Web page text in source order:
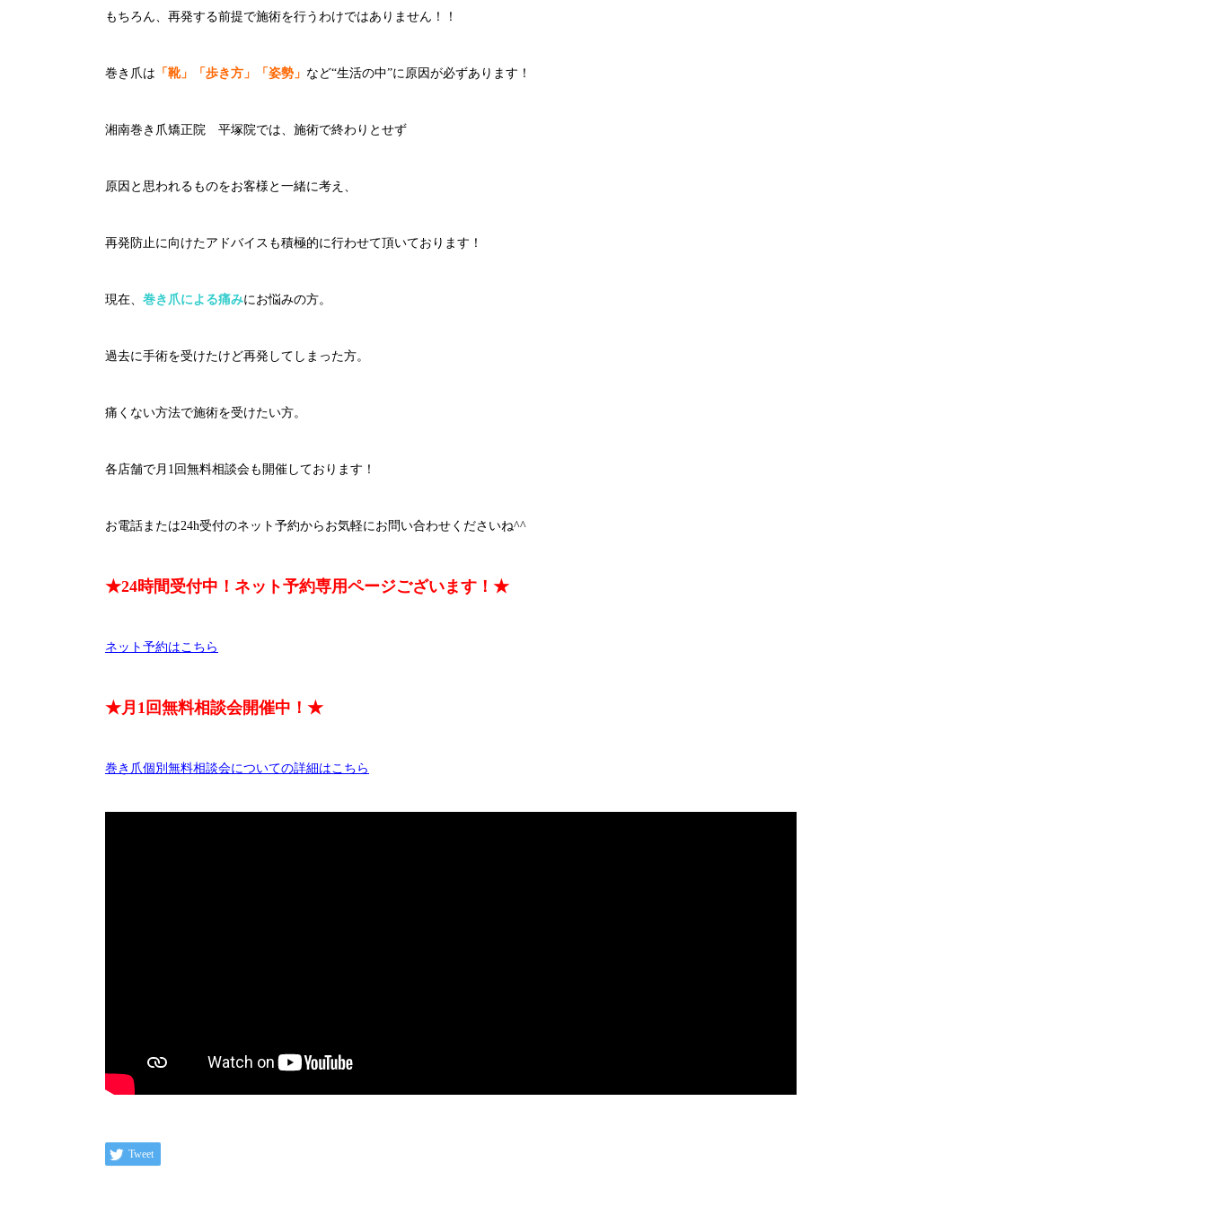
もちろん、再発する前提で施術を行うわけではありません！！
巻き爪は 「靴」「歩き方」「姿勢」 など“生活の中”に原因が必ずあります！
湘南巻き爪矯正院 平塚院では、施術で終わりとせず
原因と思われるものをお客様と一緒に考え、
再発防止に向けたアドバイスも積極的に行わせて頂いております！
現在、 巻き爪による痛みにお悩みの方。
過去に手術を受けたけど再発してしまった方。
痛くない方法で施術を受けたい方。
各店舗で月1回無料相談会も開催しております！
お電話または24h受付のネット予約からお気軽にお問い合わせくださいね^^
★24時間受付中！ネット予約専用ページございます！★
ネット予約はこちら
★月1回無料相談会開催中！★
巻き爪個別無料相談会についての詳細はこちら
Tweet